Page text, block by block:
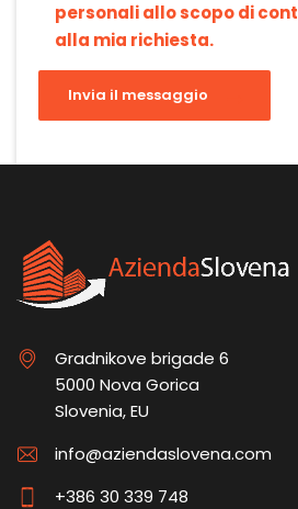
personali allo scopo di
alla mia richiesta.
Gradnikove brigade 6
5000 Nova Gorica
Slovenia, EU
info@aziendaslovena.com
+386 30 339 748